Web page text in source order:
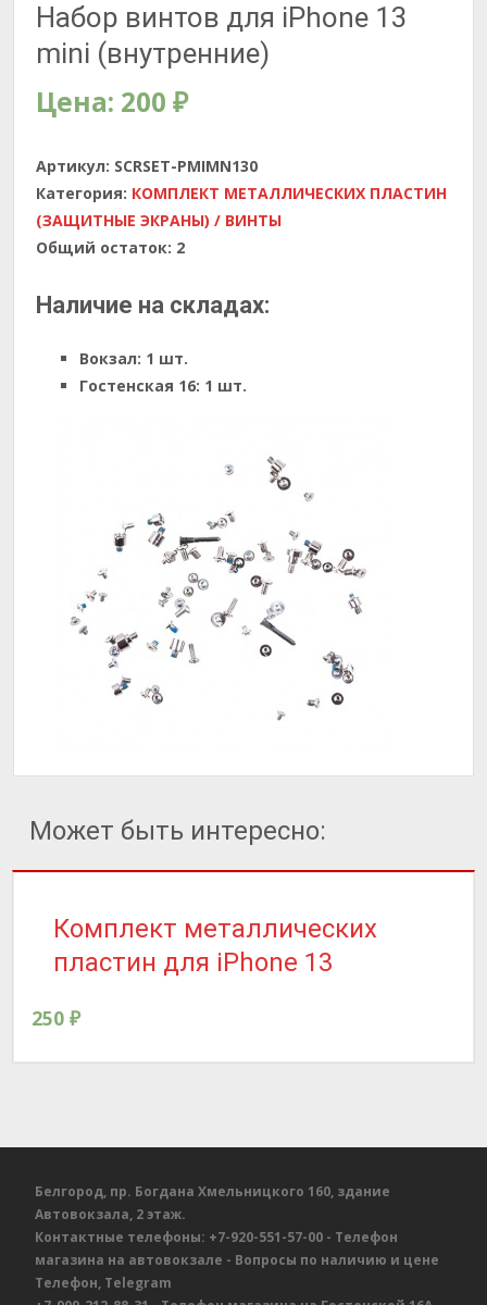
Набор винтов для iPhone 13
mini (внутренние)
Цена: 200 ₽
Артикул: SCRSET-PMIMN130
Категория: КОМПЛЕКТ МЕТАЛЛИЧЕСКИХ ПЛАСТИН
(ЗАЩИТНЫЕ ЭКРАНЫ) / ВИНТЫ
Общий остаток: 2
Наличие на складах:
Вокзал: 1 шт.
Гостенская 16: 1 шт.
Может быть интересно:
Комплект металлических
пластин для iPhone 13
250 ₽
Белгород, пр. Богдана Хмельницкого 160, здание
Автовокзала, 2 этаж.
Контактные телефоны: +7-920-551-57-00 - Телефон
магазина на автовокзале - Вопросы по наличию и цене
Телефон, Telegram